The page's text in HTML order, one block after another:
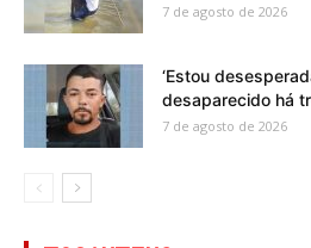
7 de agosto de 2026
‘Estou
desaparecido há
7 de agosto de 2026